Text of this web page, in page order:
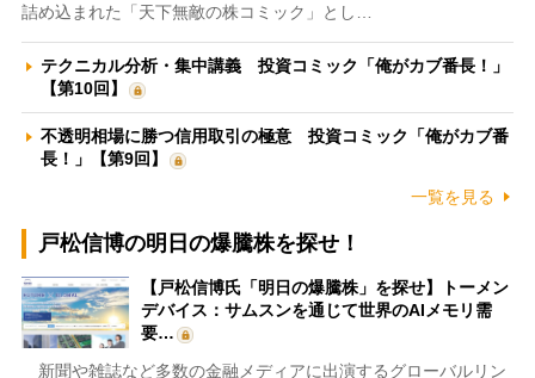
詰め込まれた「天下無敵の株コミック」とし…
テクニカル分析・集中講義 投資コミック「俺がカブ番長！」
【第10回】
不透明相場に勝つ信用取引の極意 投資コミック「俺がカブ番
長！」【第9回】
一覧を見る
戸松信博の明日の爆騰株を探せ！
【戸松信博氏「明日の爆騰株」を探せ】トーメン
デバイス：サムスンを通じて世界のAIメモリ需
要…
新聞や雑誌など多数の金融メディアに出演するグローバルリン